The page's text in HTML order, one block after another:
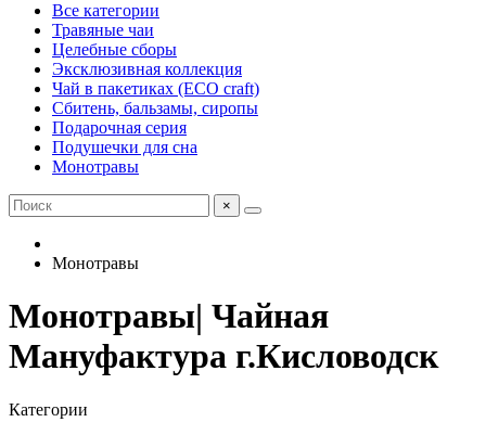
Все категории
Травяные чаи
Целебные сборы
Эксклюзивная коллекция
Чай в пакетиках (ECO craft)
Сбитень, бальзамы, сиропы
Подарочная серия
Подушечки для сна
Монотравы
×
Монотравы
Монотравы| Чайная
Мануфактура г.Кисловодск
Категории